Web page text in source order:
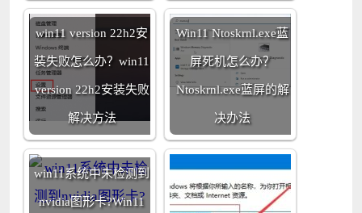
win11 version 22h2安
装失败怎么办？win11
version 22h2安装失败
解决方法
Win11 Ntoskrnl.exe蓝
屏死机怎么办？
Ntoskrnl.exe蓝屏的解
决办法
win11系统中未检测到
nvidia图形卡?Win11